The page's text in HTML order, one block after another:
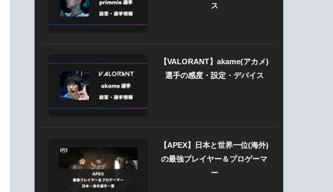
ス
【VALORANT】akame(アカメ)
選手の感度・設定・デバイス
【APEX】日本と世界一位(海外)
の最強プレイヤー＆プロゲーマ
ー